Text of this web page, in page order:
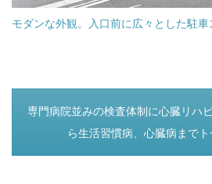
モダンな外観。入口前に広々とした駐
つぎのページ
専門病院並みの検査体制に心臓リハ
ら生活習慣病、心臓病まで